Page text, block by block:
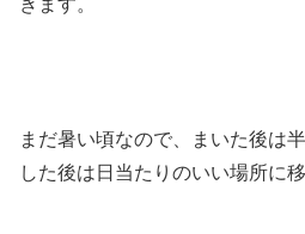
まだ暑い頃なので、まいた後は
した後は日当たりのいい場所に